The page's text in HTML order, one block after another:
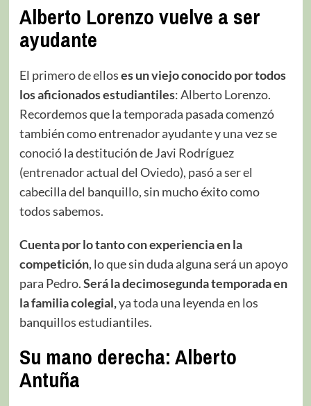
Alberto Lorenzo vuelve a ser
ayudante
El primero de elloses un viejo conocido por todos
los aficionados estudiantiles: Alberto Lorenzo.
Recordemos que la temporada pasada comenzó
también como entrenador ayudante y una vez se
conoció la destitución de Javi Rodríguez
(entrenador actual del Oviedo), pasó a ser el
cabecilla del banquillo, sin mucho éxito como
todos sabemos.
Cuenta por lo tanto con experiencia en la
competición, lo que sin duda alguna será un apoyo
para Pedro.Será la decimosegunda temporada en
la familia colegial,ya toda una leyenda en los
banquillos estudiantiles.
Su mano derecha: Alberto
Antuña